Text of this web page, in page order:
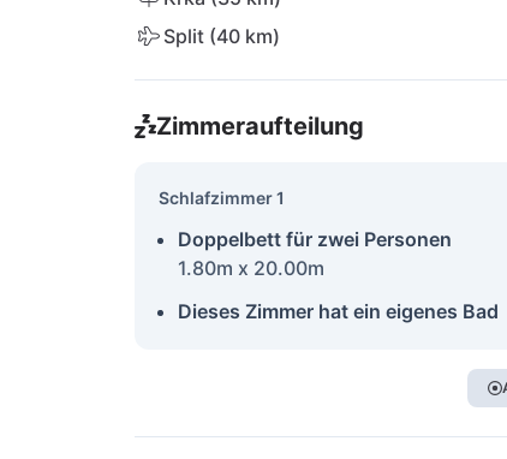
Split (40 km)
Zimmeraufteilung
Schlafzimmer 1
Doppelbett für zwei Personen
1.80m x 20.00m
Dieses Zimmer hat ein eigenes Bad